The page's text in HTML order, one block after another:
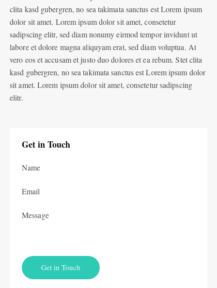
clita kasd gubergren, no sea takimata sanctus est Lorem ipsum
dolor sit amet. Lorem ipsum dolor sit amet, consetetur
sadipscing elitr, sed diam nonumy eirmod tempor invidunt ut
labore et dolore magna aliquyam erat, sed diam voluptua. At
vero eos et accusam et justo duo dolores et ea rebum. Stet clita
kasd gubergren, no sea takimata sanctus est Lorem ipsum dolor
sit amet. Lorem ipsum dolor sit amet, consetetur sadipscing
elitr.
Get in Touch